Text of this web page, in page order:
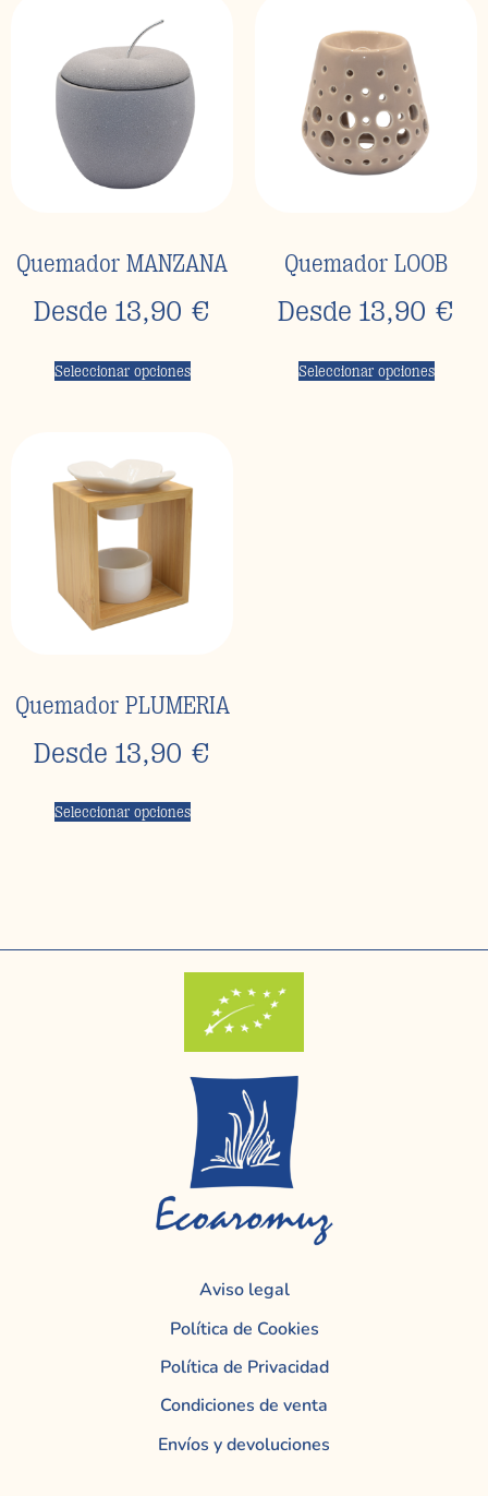
Quemador MANZANA
Desde 13,90 €
Seleccionar opciones
Quemador LOOB
Desde 13,90 €
Seleccionar opciones
Quemador PLUMERIA
Desde 13,90 €
Seleccionar opciones
Aviso legal
Política de Cookies
Política de Privacidad
Condiciones de venta
Envíos y devoluciones